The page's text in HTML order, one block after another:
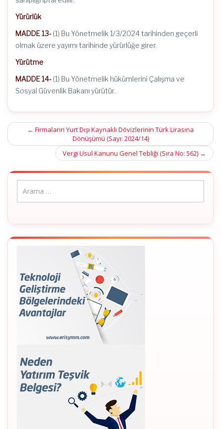
Yürürlük
MADDE 13- (1) Bu Yönetmelik 1/3/2024 tarihinden geçerli
olmak üzere yayımı tarihinde yürürlüğe girer.
Yürütme
MADDE 14- (1) Bu Yönetmelik hükümlerini Çalışma ve
Sosyal Güvenlik Bakanı yürütür.
Post
navigation
← Firmaların Yurt Dışı Kaynaklı Dövizlerinin Türk Lirasına
Dönüşümü (Sayı: 2024/14)
Vergi Usul Kanunu Genel Tebliği (Sıra No: 562) →